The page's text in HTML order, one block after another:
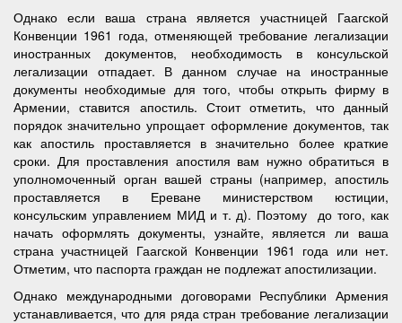
Однако если ваша страна является участницей Гаагской
Конвенции 1961 года, отменяющей требование легализации
иностранных документов, необходимость в консульской
легализации отпадает. В данном случае на иностранные
документы необходимые для того, чтобы открыть фирму в
Армении, ставится апостиль. Стоит отметить, что данный
порядок значительно упрощает оформление документов, так
как апостиль проставляется в значительно более краткие
сроки. Для проставления апостиля вам нужно обратиться в
уполномоченный орган вашей страны (например, апостиль
проставляется в Ереване министерством юстиции,
консульским управлением МИД и т. д). Поэтому до того, как
начать оформлять документы, узнайте, является ли ваша
страна участницей Гаагской Конвенции 1961 года или нет.
Отметим, что паспорта граждан не подлежат апостилизации.
Однако международными договорами Республики Армения
устанавливается, что для ряда стран требование легализации